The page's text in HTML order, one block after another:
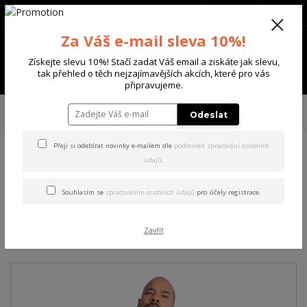
Menu
+420 702 136 620
PÁNSKÉ TRIKA & TÍLKA
Yakuza pánské tílko Welcome Mesh
Tanktop colorful S
Yakuza pánské tílko
Welcome Mesh Tanktop
Za Váš e-mail sleva 10%!
Získejte slevu 10%! Stačí zadat Váš email a ziskáte jak slevu,
tak přehled o těch nejzajímavějších akcích, které pro vás
připravujeme.
Odeslat
Přeji si odebírat novinky e-mailem dle podmínek zpracování osobních
údajů.
Souhlasím se zpracováním osobních údajů pro účely registrace.
Zavřít